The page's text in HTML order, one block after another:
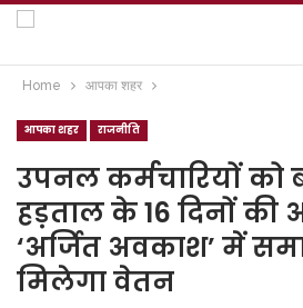
Home आपका शहर
आपका शहर राजनीति
उपनल कर्मचारियों को
हड़ताल के 16 दिनों की
‘अर्जित अवकाश’ में
मिलेगा वेतन